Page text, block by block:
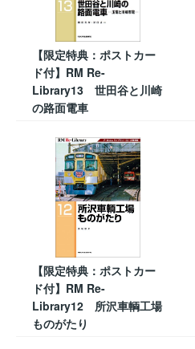
【限定特典：ポストカー
ド付】RM Re-
Library13 世田谷と川崎
の路面電車
【限定特典：ポストカー
ド付】RM Re-
Library12 所沢車輌工場
ものがたり